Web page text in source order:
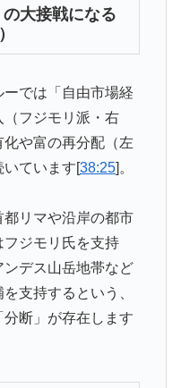
大接戦になる
ーでは「自由市場経
フジモリ派・右
や富の再分配（左
いています[38:25]。
都リマや沿岸の都市
ジモリ氏を支持
ンデス山岳地帯など
支持するという、
断」が存在します